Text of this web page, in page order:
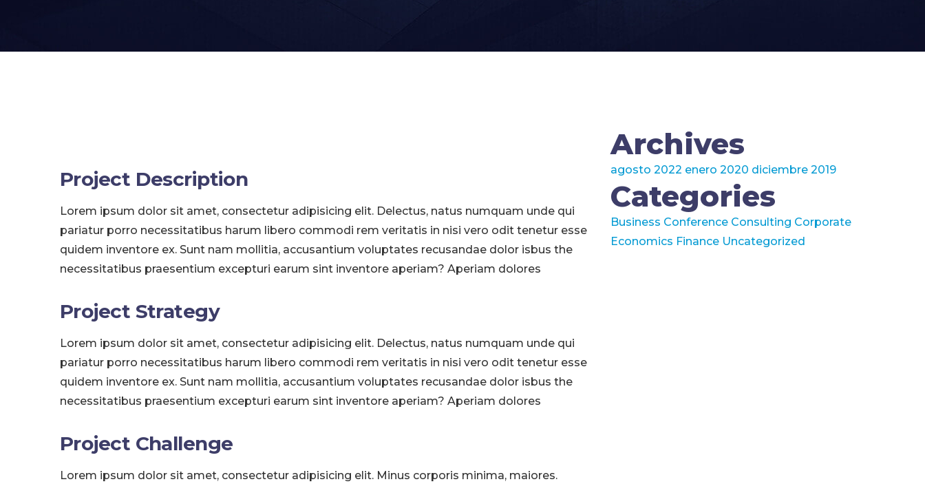
Project Description
Lorem ipsum dolor sit amet, consectetur adipisicing elit. Delectus, natus numquam unde qui
pariatur porro necessitatibus harum libero commodi rem veritatis in nisi vero odit tenetur esse
quidem inventore ex. Sunt nam mollitia, accusantium voluptates recusandae dolor isbus the
necessitatibus praesentium excepturi earum sint inventore aperiam? Aperiam dolores
Project Strategy
Lorem ipsum dolor sit amet, consectetur adipisicing elit. Delectus, natus numquam unde qui
pariatur porro necessitatibus harum libero commodi rem veritatis in nisi vero odit tenetur esse
quidem inventore ex. Sunt nam mollitia, accusantium voluptates recusandae dolor isbus the
necessitatibus praesentium excepturi earum sint inventore aperiam? Aperiam dolores
Project Challenge
Lorem ipsum dolor sit amet, consectetur adipisicing elit. Minus corporis minima, maiores.
Archives
agosto 2022 enero 2020 diciembre 2019
Categories
Business Conference Consulting Corporate
Economics Finance Uncategorized